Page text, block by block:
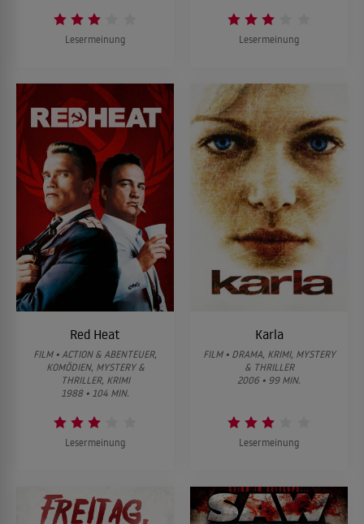
Lesermeinung Lesermeinung
Red Heat
FILM • ACTION & ABENTEUER,
KOMÖDIEN, MYSTERY &
THRILLER, KRIMI
1988 • 104 MIN.
Lesermeinung
Karla
FILM • DRAMA, KRIMI, MYSTERY
& THRILLER
2006 • 99 MIN.
Lesermeinung